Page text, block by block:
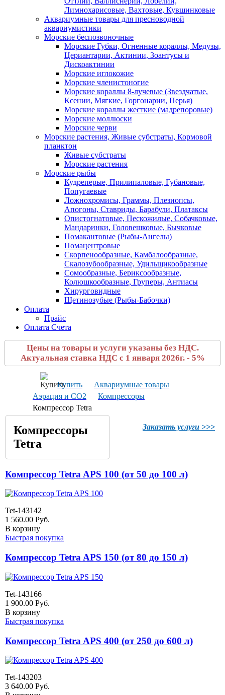
Лимнохарисовые, Вахтовые, Кувшинковые
Аквариумные товары для пресноводной
аквариумистики
Морские беспозвоночные
Морские Губки, Огненные кораллы, Медузы,
Цериантарии, Актинии, Зоантусы и
Дискоактинии
Морские иглокожие
Морские членистоногие
Морские кораллы 8-лучевые (Звездчатые,
Ксении, Мягкие, Горгонарии, Перья)
Морские кораллы жесткие (мадрепоровые)
Морские моллюски
Морские черви
Морские растения, Живые субстраты, Кормовой
планктон
Живые субстраты
Морские растения
Морские рыбы
Кудреперые, Прилипаловые, Губановые,
Попугаевые
Ложнохромисы, Граммы, Плезиопсы,
Апогоны, Ставриды, Барабули, Платаксы
Опистогнатовые, Пескожилые, Собачковые,
Мандаринки, Головешковые, Бычковые
Помакантовые (Рыбы-Ангелы)
Помацентровые
Скорпенообразные, Камбалообразные,
Скалозубообразные, Удильщикообразные
Сомообразные, Бериксообразные,
Колюшкообразные, Груперы, Антиасы
Хирурговидные
Щетинозубые (Рыбы-Бабочки)
Оплата
Прайс
Оплата Счета
Цены на товары и услуги указаны без НДС.
Актуальная ставка НДС с 1 января 2026г. - 5%
Купить
Аквариумные товары
Аэрация и CO2
Компрессоры
Компрессор Tetra
Заказать услуги >>>
Компрессоры
Tetra
Компрессор Tetra APS 100 (от 50 до 100 л)
Tet-143142
1 560.00 Руб.
В корзину
Быстрая покупка
Компрессор Tetra APS 150 (от 80 до 150 л)
Tet-143166
1 900.00 Руб.
В корзину
Быстрая покупка
Компрессор Tetra APS 400 (от 250 до 600 л)
Tet-143203
3 640.00 Руб.